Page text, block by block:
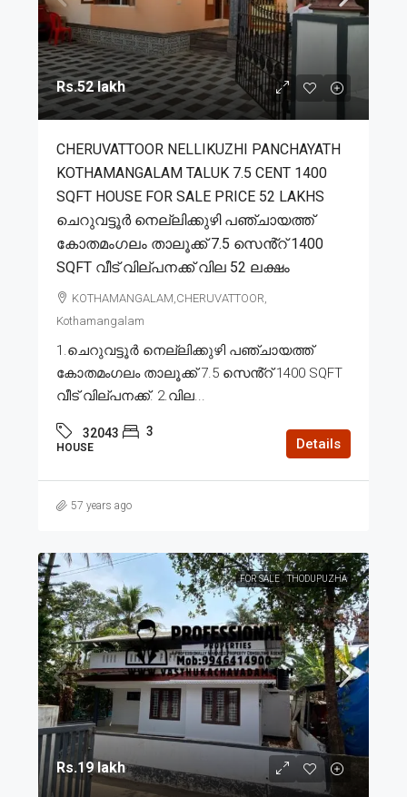
Rs.52 lakh
CHERUVATTOOR NELLIKUZHI PANCHAYATH
KOTHAMANGALAM TALUK 7.5 CENT 1400
SQFT HOUSE FOR SALE PRICE 52 LAKHS
ചെറുവട്ടൂർ നെല്ലിക്കുഴി പഞ്ചായത്ത്
കോതമംഗലം താലൂക്ക് 7.5 സെൻ്റ് 1400
SQFT വീട് വില്പനക്ക് വില 52 ലക്ഷം
KOTHAMANGALAM,CHERUVATTOOR,
Kothamangalam
1.ചെറുവട്ടൂർ നെല്ലിക്കുഴി പഞ്ചായത്ത്
കോതമംഗലം താലൂക്ക് 7.5 സെൻ്റ് 1400 SQFT
വീട് വില്പനക്ക്. 2.വില...
32043 3
HOUSE Details
57 years ago
FOR SALE THODUPUZHA
Rs.19 lakh